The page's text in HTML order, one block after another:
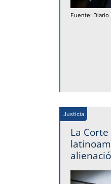
Fuente: Diario
Justicia
La